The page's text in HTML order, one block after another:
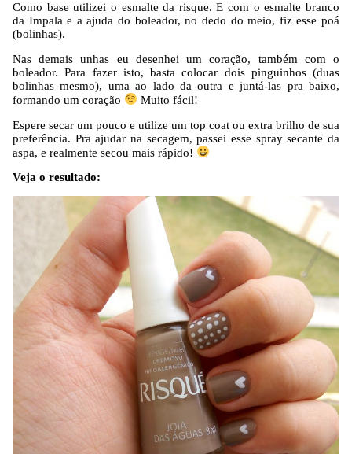
Como base utilizei o esmalte da risque. E com o esmalte branco
da Impala e a ajuda do boleador, no dedo do meio, fiz esse poá
(bolinhas).
Nas demais unhas eu desenhei um coração, também com o
boleador. Para fazer isto, basta colocar dois pinguinhos (duas
bolinhas mesmo), uma ao lado da outra e juntá-las pra baixo,
formando um coração
Muito fácil!
Espere secar um pouco e utilize um top coat ou extra brilho de sua
preferência. Pra ajudar na secagem, passei esse spray secante da
aspa, e realmente secou mais rápido!
Veja o resultado: